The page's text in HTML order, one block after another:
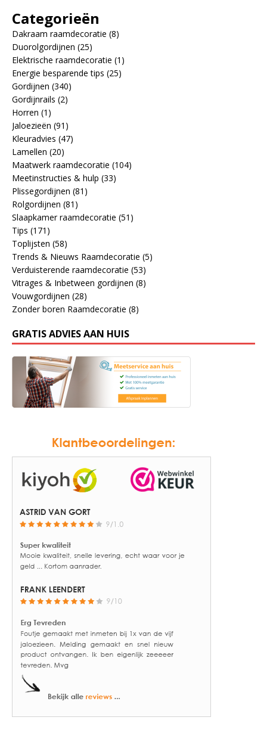
Categorieën
Dakraam raamdecoratie (8)
Duorolgordijnen (25)
Elektrische raamdecoratie (1)
Energie besparende tips (25)
Gordijnen (340)
Gordijnrails (2)
Horren (1)
Jaloezieën (91)
Kleuradvies (47)
Lamellen (20)
Maatwerk raamdecoratie (104)
Meetinstructies & hulp (33)
Plissegordijnen (81)
Rolgordijnen (81)
Slaapkamer raamdecoratie (51)
Tips (171)
Toplijsten (58)
Trends & Nieuws Raamdecoratie (5)
Verduisterende raamdecoratie (53)
Vitrages & Inbetween gordijnen (8)
Vouwgordijnen (28)
Zonder boren Raamdecoratie (8)
GRATIS ADVIES AAN HUIS